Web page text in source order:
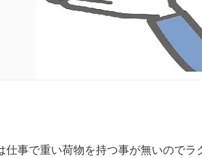
仕事で重い荷物を持つ事が無いので